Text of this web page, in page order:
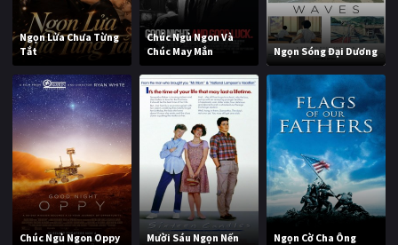
Ngọn Lửa Chưa Từng
Tắt
Chúc Ngủ Ngon Và
Chúc May Mắn
Ngọn Sóng Đại Dương
Chúc Ngủ Ngon Oppy Mười Sáu Ngọn Nến Ngọn Cờ Cha Ông